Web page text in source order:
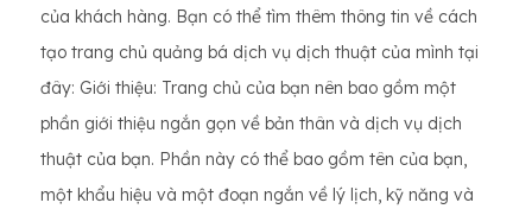
của khách hàng. Bạn có thể tìm thêm thông tin về cách
tạo trang chủ quảng bá dịch vụ dịch thuật của mình tại
đây: Giới thiệu: Trang chủ của bạn nên bao gồm một
phần giới thiệu ngắn gọn về bản thân và dịch vụ dịch
thuật của bạn. Phần này có thể bao gồm tên của bạn,
một khẩu hiệu và một đoạn ngắn về lý lịch, kỹ năng và